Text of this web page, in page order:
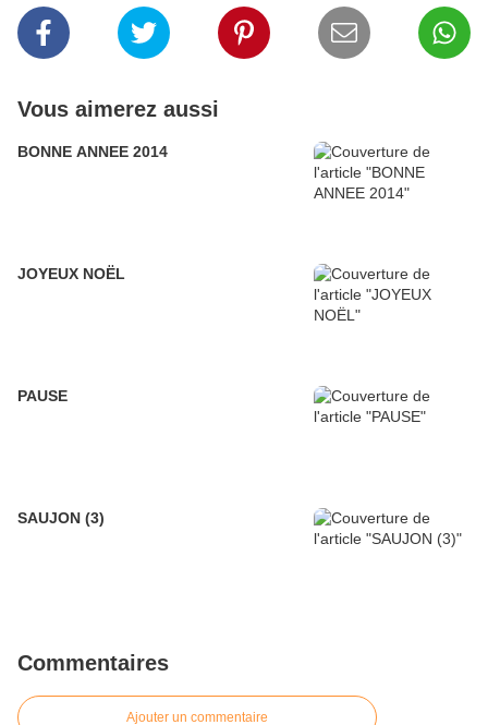
Vous aimerez aussi
BONNE ANNEE 2014
JOYEUX NOËL
PAUSE
SAUJON (3)
Commentaires
Ajouter un commentaire